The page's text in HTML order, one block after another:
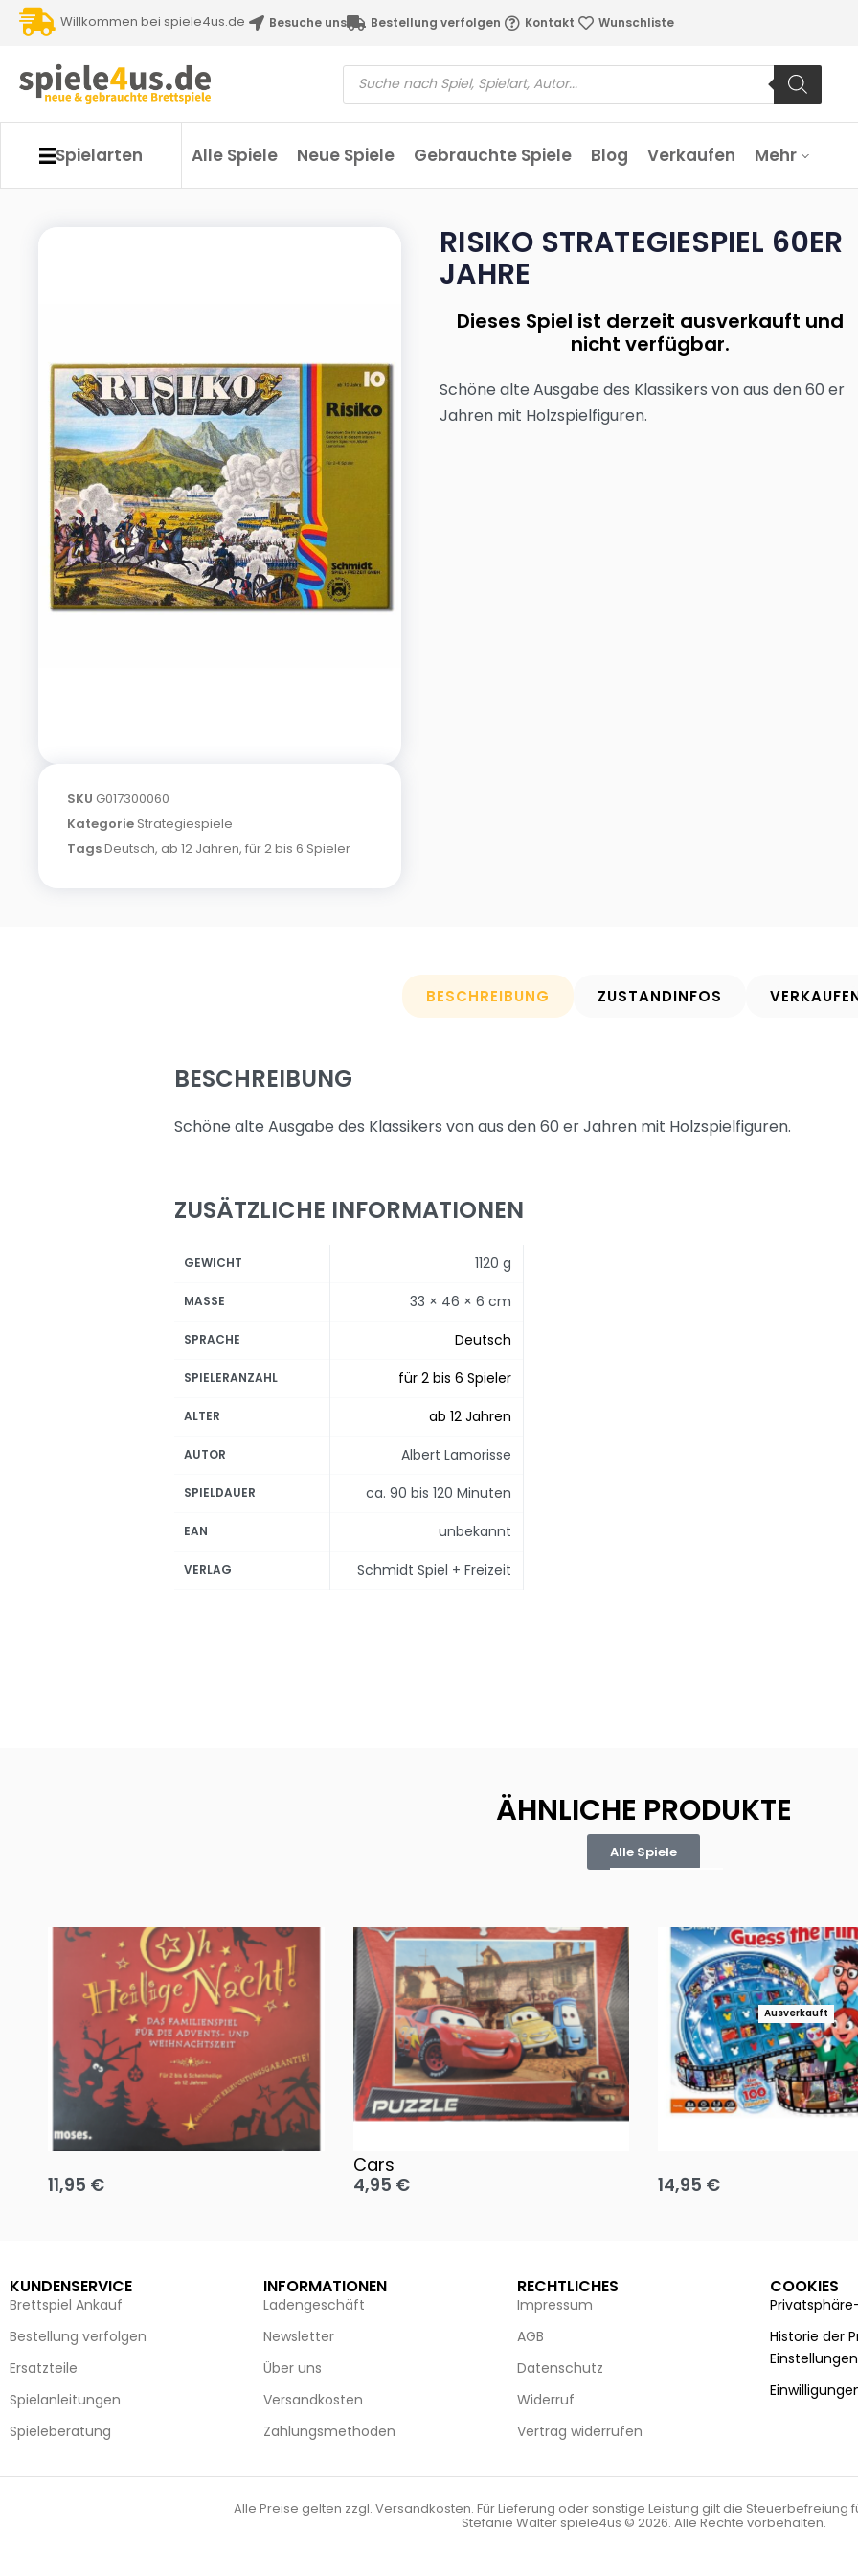
Willkommen bei spiele4us.de Besuche uns Bestellung verfolgen Kontakt Wunschliste
Spielarten Alle Spiele Neue Spiele Gebrauchte Spiele Blog Verkaufen Mehr
SKU G017300060
Kategorie Strategiespiele
TagsDeutsch, ab 12 Jahren, für 2 bis 6 Spieler
RISIKO STRATEGIESPIEL 60ER
JAHRE
Dieses Spiel ist derzeit ausverkauft und
nicht verfügbar.
Schöne alte Ausgabe des Klassikers von aus den 60 er
Jahren mit Holzspielfiguren.
BESCHREIBUNG ZUSTANDINFOS
BESCHREIBUNG
Schöne alte Ausgabe des Klassikers von aus den 60 er Jahren mit Holzspielfiguren.
ZUSÄTZLICHE INFORMATIONEN
GEWICHT 1120 g
MASSE 33 × 46 × 6 cm
SPRACHE Deutsch
SPIELERANZAHL für 2 bis 6 Spieler
ALTER ab 12 Jahren
AUTOR Albert Lamorisse
SPIELDAUER ca. 90 bis 120 Minuten
EAN unbekannt
VERLAG Schmidt Spiel + Freizeit
ÄHNLICHE PRODUKTE
Alle Spiele
Oh, heilige Nacht!
11,95 €
Cars
4,95 €
Ausverkauft
14,95 €
KUNDENSERVICE
Brettspiel Ankauf
Bestellung verfolgen
Ersatzteile
Spielanleitungen
Spieleberatung
INFORMATIONEN
Ladengeschäft
Newsletter
Über uns
Versandkosten
Zahlungsmethoden
RECHTLICHES
Impressum
AGB
Datenschutz
Widerruf
Vertrag widerrufen
COOKIES
Historie der
Einstellungen
Alle Preise gelten zzgl. Versandkosten. Für Lieferung oder sonstige Leistung gilt die Steuerbefreiung
Stefanie Walter spiele4us © 2026. Alle Rechte vorbehalten.